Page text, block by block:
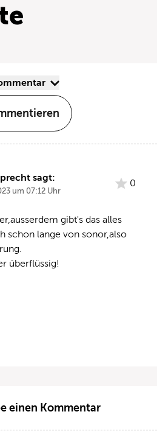
sagt:
um 07:12 Uhr
0
gibt's das alles
schon lange von sonor,also
überflüssig!
einen Kommentar